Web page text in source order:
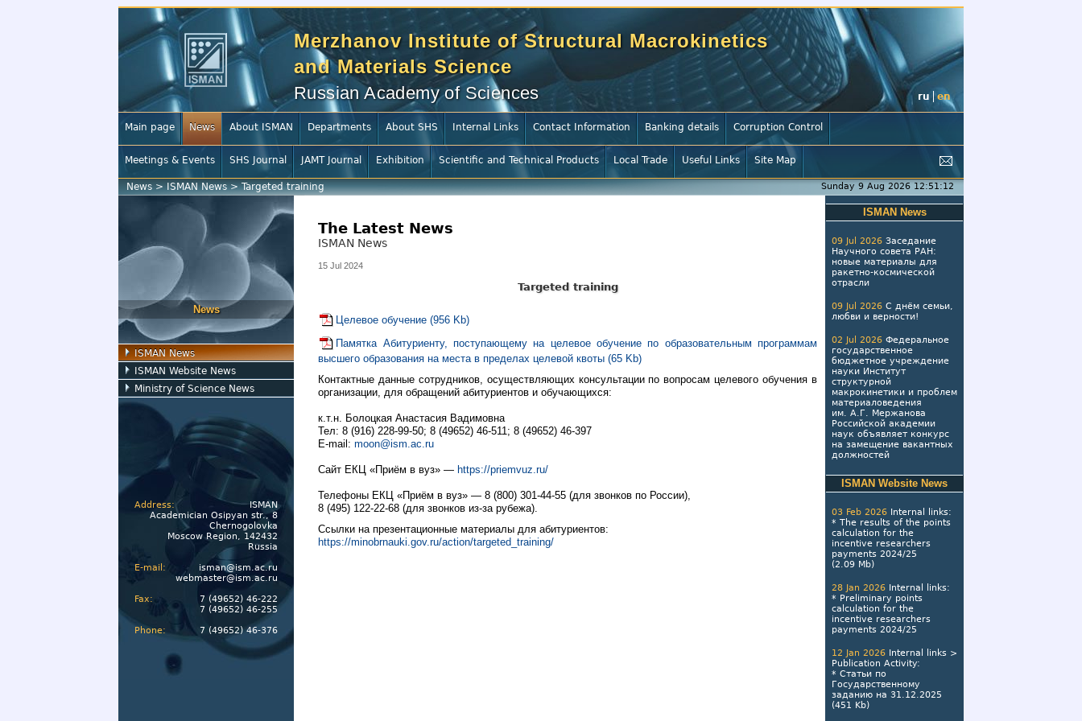
Merzhanov Institute of Structural Macrokinetics
and Materials Science
Russian Academy of Sciences ru en
Main page News About ISMAN Departments About SHS Internal Links Contact Information Banking details Corruption Control
Meetings & Events SHS Journal JAMT Journal Exhibition Scientific and Technical Products Local Trade Useful Links Site Map
News >ISMAN News>Targeted training Sunday 9 Aug 2026 12:51:13
News
ISMAN News
ISMAN Website News
Ministry of Science News
Address:
ISMAN
Academician Osipyan str., 8
Chernogolovka
Moscow Region, 142432
Russia
E-mail:
isman@ism.ac.ru
webmaster@ism.ac.ru
Fax:
7 (49652) 46-222
7 (49652) 46-255
Phone:
7 (49652) 46-376
The Latest News
ISMAN News
15 Jul 2024
Targeted training
Целевое обучение (956 Kb)
Памятка Абитуриенту, поступающему на целевое обучение по образовательным программам
высшего образования на места в пределах целевой квоты (65 Kb)
Контактные данные сотрудников, осуществляющих консультации по вопросам целевого обучения в
организации, для обращений абитуриентов и обучающихся:
к.т.н. Болоцкая Анастасия Вадимовна
Тел: 8 (916) 228-99-50; 8 (49652) 46-511; 8 (49652) 46-397
E-mail: moon@ism.ac.ru
Сайт ЕКЦ «Приём в вуз» — https://priemvuz.ru/
Телефоны ЕКЦ «Приём в вуз» — 8 (800) 301-44-55 (для звонков по России),
8 (495) 122-22-68 (для звонков из-за рубежа).
Ссылки на презентационные материалы для абитуриентов:
https://minobrnauki.gov.ru/action/targeted_training/
ISMAN News
09 Jul 2026 Заседание
Научного совета РАН:
новые материалы для
ракетно-космической
отрасли
09 Jul 2026 С днём семьи,
любви и верности!
02 Jul 2026 Федеральное
государственное
бюджетное учреждение
науки Институт
структурной
макрокинетики и проблем
материаловедения
им. А.Г. Мержанова
Российской академии
наук объявляет конкурс
на замещение вакантных
должностей
ISMAN Website News
03 Feb 2026 Internal links:
* The results of the points
calculation for the
incentive researchers
payments 2024/25
(2.09 Mb)
28 Jan 2026 Internal links:
* Preliminary points
calculation for the
incentive researchers
payments 2024/25
12 Jan 2026 Internal links >
Publication Activity:
* Статьи по
Государственному
заданию на 31.12.2025
(451 Kb)